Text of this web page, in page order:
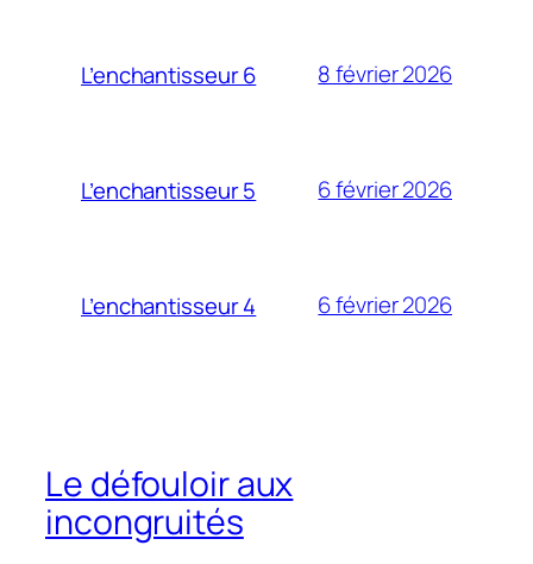
L’enchantisseur 6 8 février 2026
L’enchantisseur 5 6 février 2026
L’enchantisseur 4 6 février 2026
Le défouloir aux
incongruités